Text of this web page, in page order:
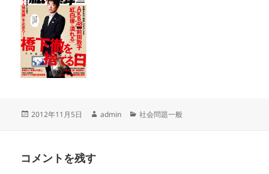
投
2012年11月5日
作
admin
カ
社会問題一般
コメントを残す